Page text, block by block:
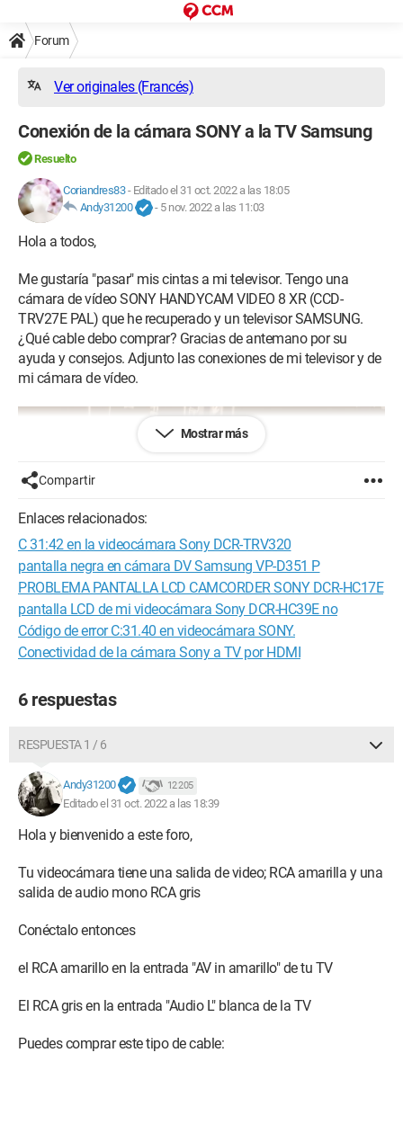
Forum
Ver originales (Francés)
Conexión de la cámara SONY a la TV Samsung
Resuelto
Coriandres83- Editado el 31 oct. 2022 a las 18:05
Andy31200
- 5 nov. 2022 a las 11:03
Hola a todos,
Me gustaría "pasar" mis cintas a mi televisor. Tengo una
cámara de vídeo SONY HANDYCAM VIDEO 8 XR (CCD-
TRV27E PAL) que he recuperado y un televisor SAMSUNG.
¿Qué cable debo comprar? Gracias de antemano por su
ayuda y consejos. Adjunto las conexiones de mi televisor y de
mi cámara de vídeo.
Mostrar más
Compartir
Enlaces relacionados:
C 31:42 en la videocámara Sony DCR-TRV320
pantalla negra en cámara DV Samsung VP-D351 P
PROBLEMA PANTALLA LCD CAMCORDER SONY DCR-HC17E
pantalla LCD de mi videocámara Sony DCR-HC39E no
Código de error C:31.40 en videocámara SONY.
Conectividad de la cámara Sony a TV por HDMI
6 respuestas
RESPUESTA 1 / 6
Andy31200 12 205
Editado el 31 oct. 2022 a las 18:39
Hola y bienvenido a este foro,
Tu videocámara tiene una salida de video; RCA amarilla y una
salida de audio mono RCA gris
Conéctalo entonces
el RCA amarillo en la entrada "AV in amarillo" de tu TV
El RCA gris en la entrada "Audio L" blanca de la TV
Puedes comprar este tipo de cable: